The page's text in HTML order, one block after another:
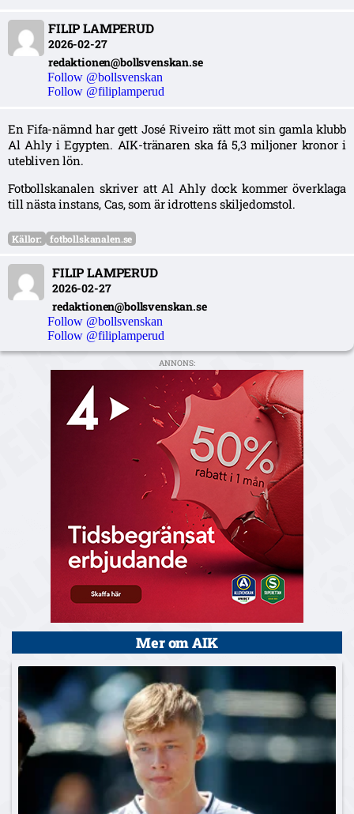
FILIP LAMPERUD
2026-02-27
redaktionen@bollsvenskan.se
Follow @bollsvenskan
Follow @filiplamperud
En Fifa-nämnd har gett José Riveiro rätt mot sin gamla klubb
Al Ahly i Egypten. AIK-tränaren ska få 5,3 miljoner kronor i
utebliven lön.
Fotbollskanalen skriver att Al Ahly dock kommer överklaga
till nästa instans, Cas, som är idrottens skiljedomstol.
Källor: fotbollskanalen.se
FILIP LAMPERUD
2026-02-27
redaktionen@bollsvenskan.se
Follow @bollsvenskan
Follow @filiplamperud
ANNONS:
Mer om AIK